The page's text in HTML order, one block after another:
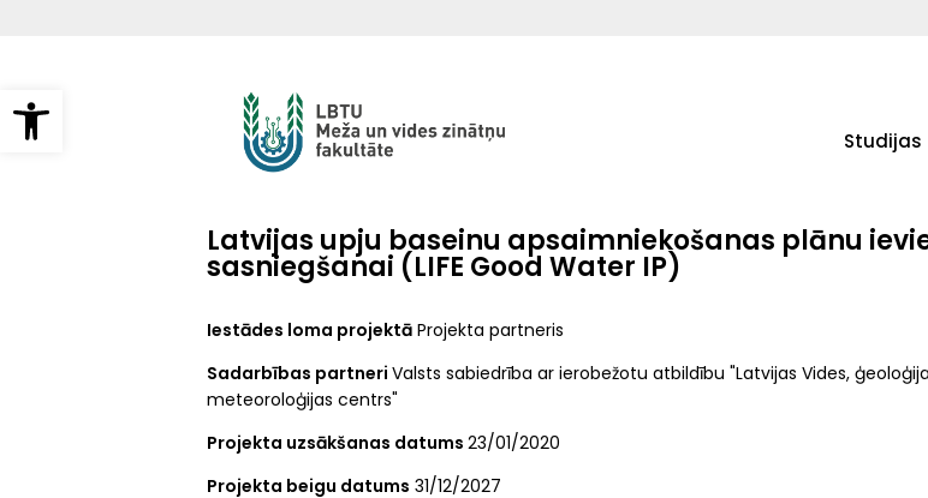
Open toolbar
Studijas
Latvijas upju baseinu apsaimniekošanas plānu
sasniegšanai (LIFE Good Water IP)
Iestādes loma projektā Projekta partneris
Sadarbības partneri Valsts sabiedrība ar ierobežotu atbildību "Latvijas Vides,
meteoroloģijas centrs"
Projekta uzsākšanas datums 23/01/2020
Projekta beigu datums 31/12/2027